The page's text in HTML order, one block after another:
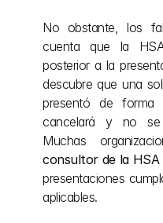
No obstante, los
cuenta que la
posterior a la
descubre que una
presentó de forma
cancelará y no se
consultor de la HSA
presentaciones
aplicables.